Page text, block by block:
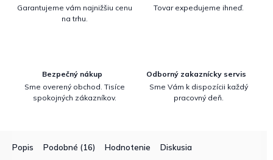
Garantujeme vám najnižšiu cenu
na trhu.
Tovar expedujeme ihneď.
Bezpečný nákup
Sme overený obchod. Tisíce
spokojných zákazníkov.
Odborný zakaznícky servis
Sme Vám k dispozícii každý
pracovný deň.
Popis Podobné (16) Hodnotenie Diskusia